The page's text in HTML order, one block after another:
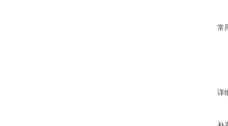
常
详